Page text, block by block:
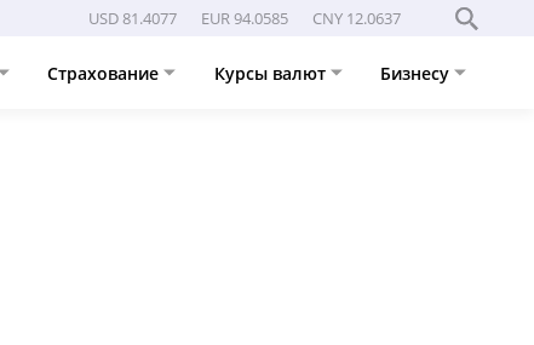
USD 81.4077 EUR 94.0585 CNY 12.0637
Страхование Курсы валют Бизнесу